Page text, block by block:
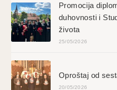
Promocija
duhovnosti i
života
25/05/2026
Oproštaj od
20/05/2026